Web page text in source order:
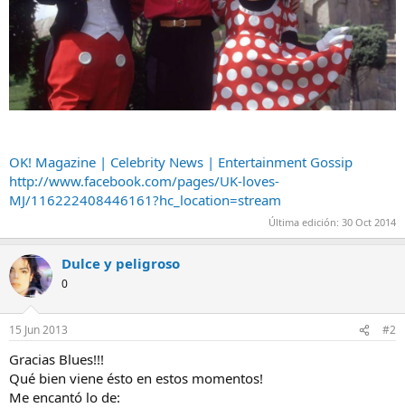
OK! Magazine | Celebrity News | Entertainment Gossip
http://www.facebook.com/pages/UK-loves-
MJ/116222408446161?hc_location=stream
Última edición: 30 Oct 2014
Dulce y peligroso
0
15 Jun 2013 #2
Gracias Blues!!!
Qué bien viene ésto en estos momentos!
Me encantó lo de: